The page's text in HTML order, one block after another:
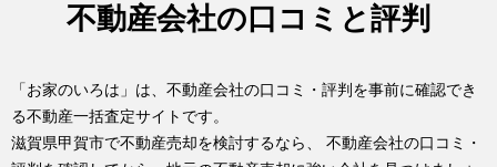
不動産会社の口コミと評判
「お家のいろは」は、不動産会社の口コミ・評判を事前に確認でき
る不動産一括査定サイトです。
滋賀県甲賀市で不動産売却を検討するなら、 不動産会社の口コミ・